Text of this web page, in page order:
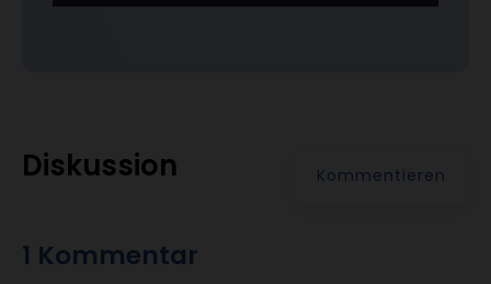
Diskussion Kommentieren
1 Kommentar